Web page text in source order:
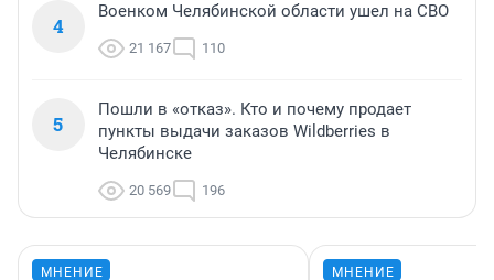
4
Военком Челябинской области ушел на СВО
21 167 110
5
Пошли в «отказ». Кто и почему продает
пункты выдачи заказов Wildberries в
Челябинске
20 569 196
МНЕНИЕ МНЕНИЕ